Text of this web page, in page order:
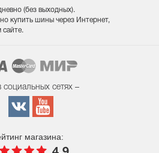
(без выходных).
купить шины через Интернет,
социальных сетях –
магазина: